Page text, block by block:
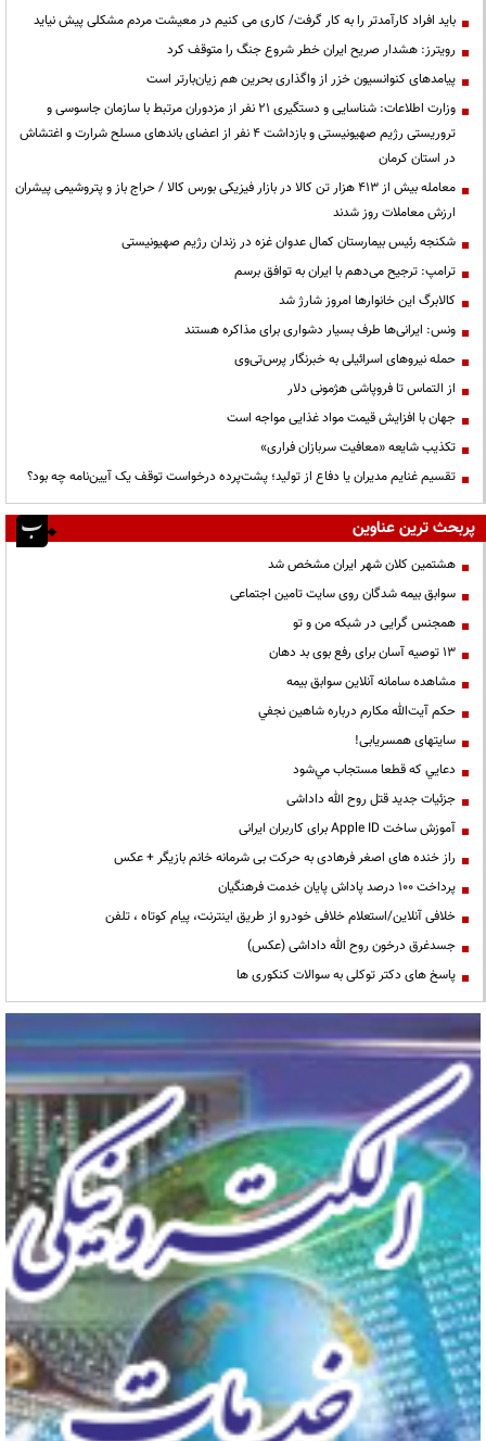
باید افراد کارآمدتر را به کار گرفت/ کاری می کنیم در معیشت مردم مشکلی پیش نیاید
رویترز: هشدار صریح ایران خطر شروع جنگ را متوقف کرد
پیامدهای کنوانسیون خزر از واگذاری بحرین هم زیان‌بارتر است
وزارت اطلاعات: شناسایی و دستگیری ۲۱ نفر از مزدوران مرتبط با سازمان جاسوسی و
تروریستی رژیم صهیونیستی و بازداشت ۴ نفر از اعضای باندهای مسلح شرارت و اغتشاش
در استان کرمان
معامله بیش از ۴۱۳ هزار تن کالا در بازار فیزیکی بورس کالا / حراج باز و پتروشیمی پیشران
ارزش معاملات روز شدند
شکنجه رئیس بیمارستان کمال عدوان غزه در زندان رژیم صهیونیستی
ترامپ: ترجیح می‌دهم با ایران به توافق برسم
کالابرگ این خانوارها امروز شارژ شد
ونس: ایرانی‌ها طرف بسیار دشواری برای مذاکره هستند
حمله نیروهای اسرائیلی به خبرنگار پرس‌تی‌وی
از التماس تا فروپاشی هژمونی دلار
جهان با افزایش قیمت مواد غذایی مواجه است
تکذیب شایعه «معافیت سربازان فراری»
تقسیم غنایم مدیران یا دفاع از تولید؛ پشت‌پرده درخواست توقف یک آیین‌نامه چه بود؟
پربحث ترین عناوین
هشتمین کلان شهر ایران مشخص شد
سوابق بیمه شدگان روی سایت تامین اجتماعی
همجنس گرایی در شبکه من و تو
13 توصیه آسان برای رفع بوی بد دهان
مشاهده سامانه آنلاين سوابق بیمه
حكم آيت‌الله مكارم درباره شاهين نجفي
سایتهای همسریابی!
دعايي كه قطعا مستجاب مي‌شود
جزئیات جدید قتل روح الله داداشی
آموزش ساخت Apple ID برای کاربران ایرانی
راز خنده های اصغر فرهادی به حرکت بی شرمانه خانم بازیگر + عکس
پرداخت ۱۰۰ درصد پاداش پایان خدمت فرهنگیان
خلافی آنلاین/استعلام خلافی خودرو از طریق اینترنت، پیام کوتاه ، تلفن
جسدغرق درخون روح الله داداشی (عکس)
پاسخ های دکتر توکلی به سوالات کنکوری ها